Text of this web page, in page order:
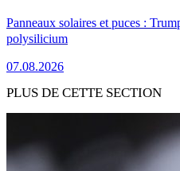
Panneaux solaires et puces :
polysilicium
07.08.2026
PLUS DE CETTE SECTION